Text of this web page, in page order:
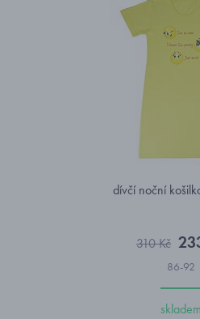
dívčí noční
310 Kč
86-92
skladem